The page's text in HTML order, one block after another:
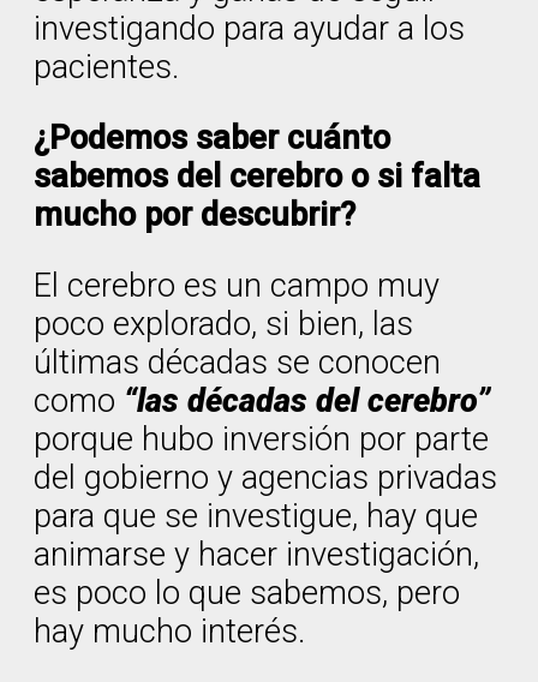
investigando para ayudar a los
pacientes.
¿Podemos saber cuánto
sabemos del cerebro o si falta
mucho por descubrir?
El cerebro es un campo muy
poco explorado, si bien, las
últimas décadas se conocen
como “las décadas del cerebro”
porque hubo inversión por parte
del gobierno y agencias privadas
para que se investigue, hay que
animarse y hacer investigación,
es poco lo que sabemos, pero
hay mucho interés.